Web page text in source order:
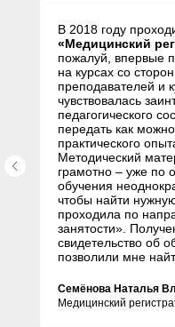
В 2018 году
«Медицинский
пожалуй, впервые
на курсах со
преподавателей и
чувствовалась
педагогического
передать как
практического
Методический
грамотно – уже по
обучения
чтобы найти
проходила по
занятости».
свидетельство об
позволили мне
Семёнова Наталья
Медицинский